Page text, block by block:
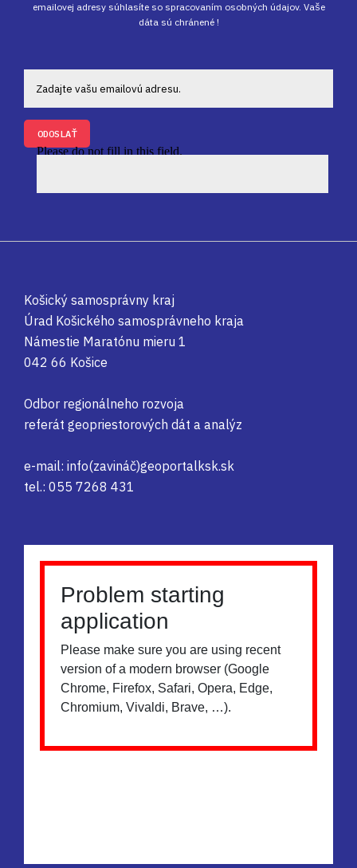
emailovej adresy súhlasíte so spracovaním osobných údajov. Vaše
dáta sú chránené !
ODOSLAŤ
Please do not fill in this field.
Košický samosprávny kraj
Úrad Košického samosprávneho kraja
Námestie Maratónu mieru 1
042 66 Košice
Odbor regionálneho rozvoja
referát geopriestorových dát a analýz
e-mail: info(zavináč)geoportalksk.sk
tel.: 055 7268 431